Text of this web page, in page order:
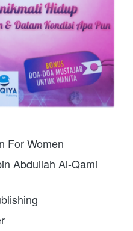
For Women
Abdullah Al-Qami